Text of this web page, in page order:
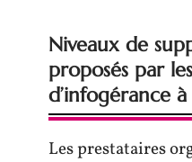
Niveaux de
proposés par
d’infogérance à
Les prestataires